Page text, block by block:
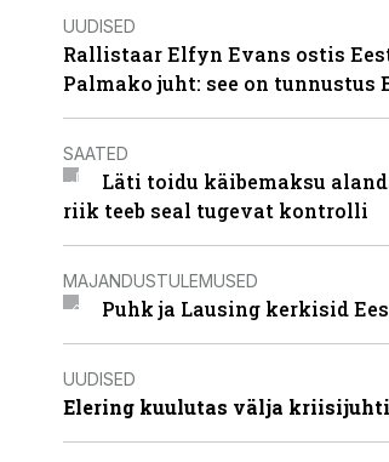
UUDISED
Rallistaar Elfyn Evans ostis
Palmako juht: see on
SAATED
Läti toidu käibemaksu
riik teeb seal tugevat kontrolli
MAJANDUSTULEMUSED
Puhk ja Lausing kerkisid
UUDISED
Elering kuulutas välja